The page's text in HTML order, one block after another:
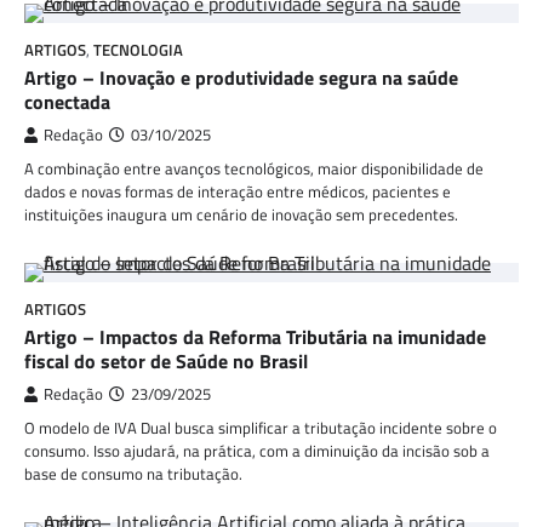
ARTIGOS, TECNOLOGIA
Artigo – Inovação e produtividade segura na saúde
conectada
Redação 03/10/2025
A combinação entre avanços tecnológicos, maior disponibilidade de
dados e novas formas de interação entre médicos, pacientes e
instituições inaugura um cenário de inovação sem precedentes.
ARTIGOS
Artigo – Impactos da Reforma Tributária na imunidade
fiscal do setor de Saúde no Brasil
Redação 23/09/2025
O modelo de IVA Dual busca simplificar a tributação incidente sobre o
consumo. Isso ajudará, na prática, com a diminuição da incisão sob a
base de consumo na tributação.